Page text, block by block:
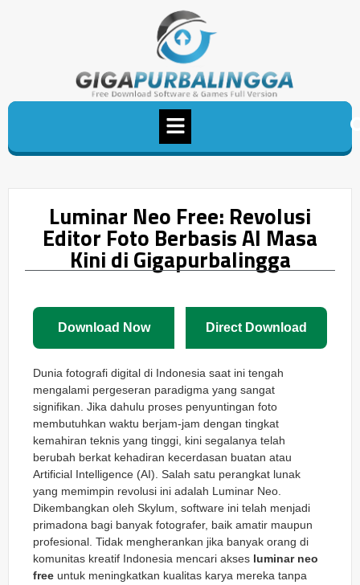
Luminar Neo Free: Revolusi
Editor Foto Berbasis AI Masa
Kini di Gigapurbalingga
Download Now Direct Download
Dunia fotografi digital di Indonesia saat ini tengah
mengalami pergeseran paradigma yang sangat
signifikan. Jika dahulu proses penyuntingan foto
membutuhkan waktu berjam-jam dengan tingkat
kemahiran teknis yang tinggi, kini segalanya telah
berubah berkat kehadiran kecerdasan buatan atau
Artificial Intelligence (AI). Salah satu perangkat lunak
yang memimpin revolusi ini adalah Luminar Neo.
Dikembangkan oleh Skylum, software ini telah menjadi
primadona bagi banyak fotografer, baik amatir maupun
profesional. Tidak mengherankan jika banyak orang di
komunitas kreatif Indonesia mencari akses luminar neo
free untuk meningkatkan kualitas karya mereka tanpa